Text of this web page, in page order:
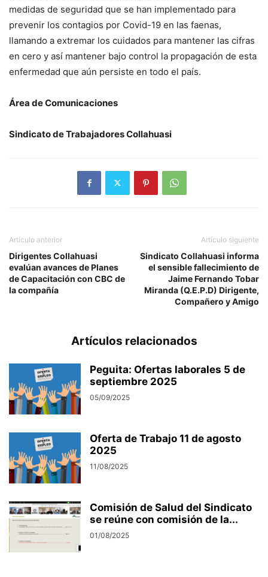
medidas de seguridad que se han implementado para
prevenir los contagios por Covid-19 en las faenas,
llamando a extremar los cuidados para mantener las cifras
en cero y así mantener bajo control la propagación de esta
enfermedad que aún persiste en todo el país.
Área de Comunicaciones
Sindicato de Trabajadores Collahuasi
Artículo anterior
Dirigentes Collahuasi
evalúan avances de Planes
de Capacitación con CBC de
la compañía
Artículo siguiente
Sindicato Collahuasi informa
el sensible fallecimiento de
Jaime Fernando Tobar
Miranda (Q.E.P.D) Dirigente,
Compañero y Amigo
Artículos relacionados
Peguita: Ofertas laborales 5 de
septiembre 2025
05/09/2025
Oferta de Trabajo 11 de agosto
2025
11/08/2025
Comisión de Salud del Sindicato
se reúne con comisión de la...
01/08/2025